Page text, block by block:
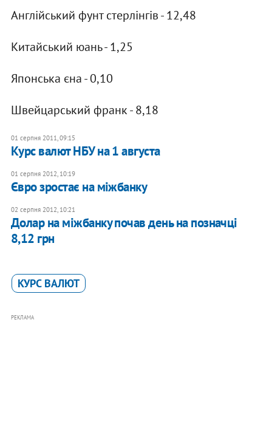
Англійський фунт стерлінгів - 12,48
Китайський юань - 1,25
Японська єна - 0,10
Швейцарський франк - 8,18
01 серпня 2011, 09:15
Курс валют НБУ на 1 августа
01 серпня 2012, 10:19
Євро зростає на міжбанку
02 серпня 2012, 10:21
Долар на міжбанку почав день на позначці
8,12 грн
КУРС ВАЛЮТ
РЕКЛАМА